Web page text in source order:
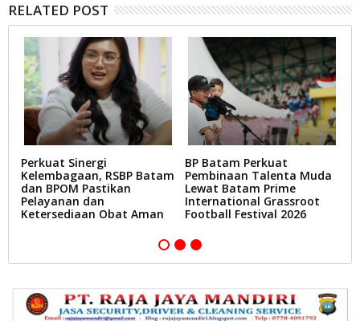
RELATED POST
Perkuat Sinergi
Kelembagaan, RSBP Batam
dan BPOM Pastikan
Pelayanan dan
Ketersediaan Obat Aman
BP Batam Perkuat
Pembinaan Talenta Muda
Lewat Batam Prime
International Grassroot
Football Festival 2026